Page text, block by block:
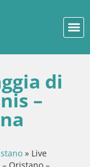
di
–
» Live